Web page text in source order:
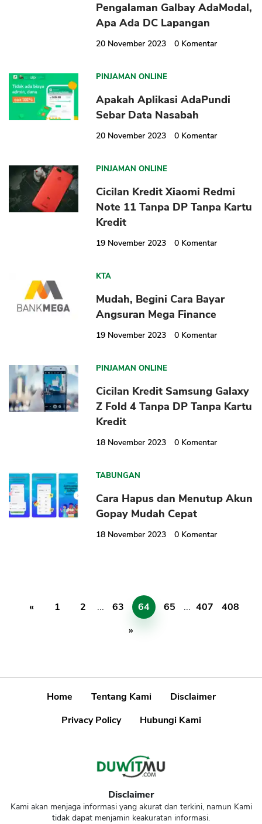
Pengalaman Galbay AdaModal,
Apa Ada DC Lapangan
20 November 2023 0 Komentar
PINJAMAN ONLINE
Apakah Aplikasi AdaPundi
Sebar Data Nasabah
20 November 2023 0 Komentar
PINJAMAN ONLINE
Cicilan Kredit Xiaomi Redmi
Note 11 Tanpa DP Tanpa Kartu
Kredit
19 November 2023 0 Komentar
KTA
Mudah, Begini Cara Bayar
Angsuran Mega Finance
19 November 2023 0 Komentar
PINJAMAN ONLINE
Cicilan Kredit Samsung Galaxy
Z Fold 4 Tanpa DP Tanpa Kartu
Kredit
18 November 2023 0 Komentar
TABUNGAN
Cara Hapus dan Menutup Akun
Gopay Mudah Cepat
18 November 2023 0 Komentar
« 1 2 ... 63 64 65 ... 407
408
»
Home Tentang Kami
Disclaimer
Privacy Policy
Hubungi Kami
Disclaimer
Kami akan menjaga informasi yang akurat dan terkini, namun Kami
tidak dapat menjamin keakuratan informasi.